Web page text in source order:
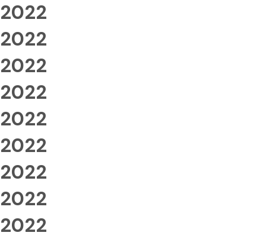
2022
2022
2022
2022
2022
2022
2022
2022
2022